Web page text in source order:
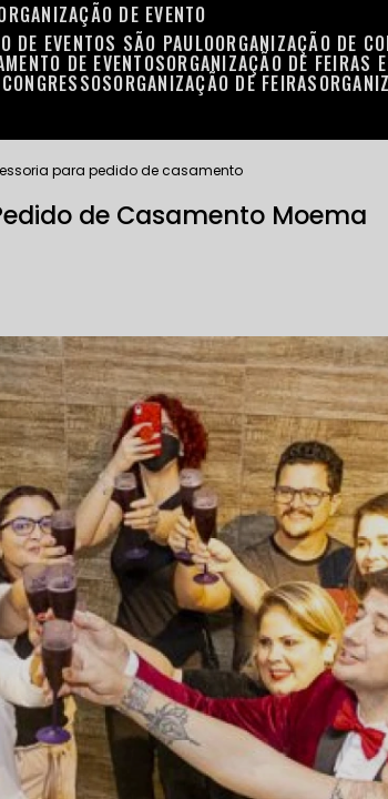
ORGANIZAÇÃO DE EVENTO
DE EVENTOS SÃO PAULO ORGANIZAÇÃO DE
DE EVENTOS ORGANIZAÇÃO DE FEIRAS
ORGANIZAÇÃO DE FEIRAS
para pedido de casamento
de Casamento Moema